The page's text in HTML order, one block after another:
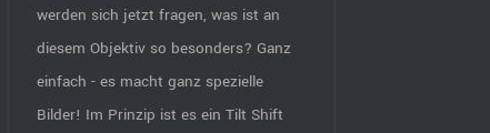
werden sich jetzt fragen, was ist an
diesem Objektiv so besonders? Ganz
einfach - es macht ganz spezielle
Bilder! Im Prinzip ist es ein Tilt Shift